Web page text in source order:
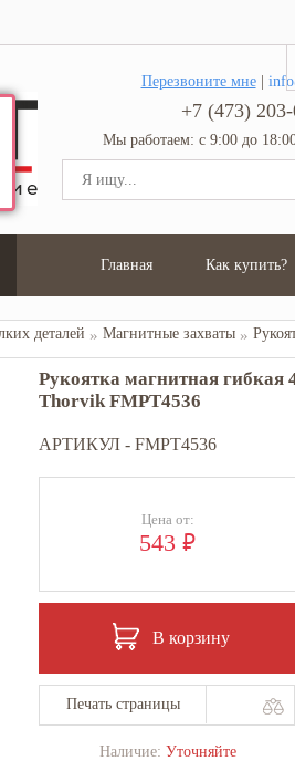
Перезвоните мне|
+7 (473)
Мы работаем: с 9:00 до
Главная Как купить?
деталей Магнитные захваты
Рукоятка магнитная гибкая
Thorvik FMPT4536
АРТИКУЛ - FMPT4536
Цена от:
543 ₽
В корзину
Печать страницы
Наличие: Уточняйте